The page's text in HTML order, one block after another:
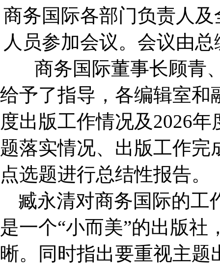
商务国际各部门负责人
人员参加会议。会议由
商务国际董事长顾青
给予了指导， 各编辑室和
度出版工作情况及2026年
题落实情况、出版工作完
点选题进行总结性报告。
臧永清对商务国际的工
是一个“小而美”的出版社
晰。同时指出要重视主